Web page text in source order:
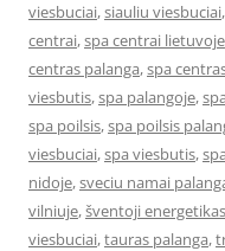
viesbuciai,siauliu viesbuciai,
centrai,spa centrai lietuvoje
centras palanga,spa
viesbutis,spa palangoje,
spa poilsis,spa poilsis
viesbuciai,spa viesbutis,
nidoje,sveciu namai
vilniuje,šventoji energetikas
viesbuciai,tauras palanga,